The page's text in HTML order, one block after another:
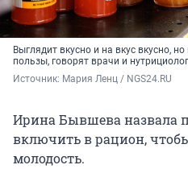
Выглядит вкусно и на вкус вкусно,
пользы, говорят врачи и
Источник: Мария Ленц / NGS24.RU
Ирина Бывшева назвала
включить в рацион,
молодость.